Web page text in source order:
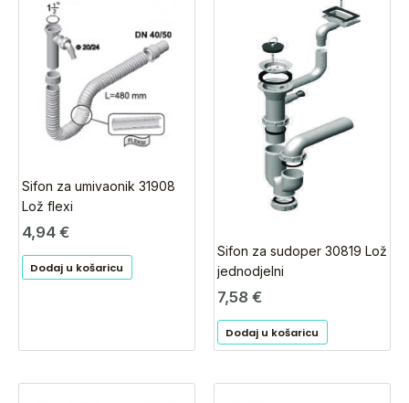
Sifon za umivaonik 31908
Lož flexi
4,94 €
Dodaj u košaricu
Sifon za sudoper 30819 Lož
jednodjelni
7,58 €
Dodaj u košaricu